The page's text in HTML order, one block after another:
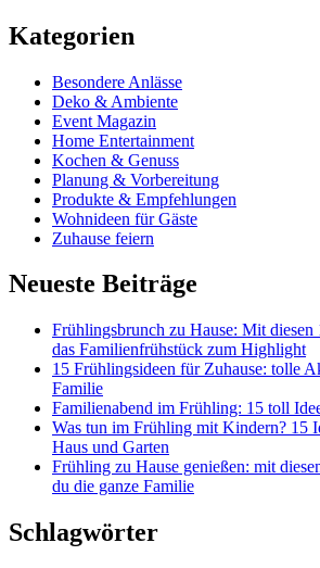
Kategorien
Besondere Anlässe
Deko & Ambiente
Event Magazin
Home Entertainment
Kochen & Genuss
Planung & Vorbereitung
Produkte & Empfehlungen
Wohnideen für Gäste
Zuhause feiern
Neueste Beiträge
Frühlingsbrunch zu Hause: Mit
das Familienfrühstück zum Highlight
15 Frühlingsideen für Zuhause: tolle
Familie
Familienabend im Frühling: 15 toll
Was tun im Frühling mit Kindern? 15
Haus und Garten
Frühling zu Hause genießen: mit
du die ganze Familie
Schlagwörter